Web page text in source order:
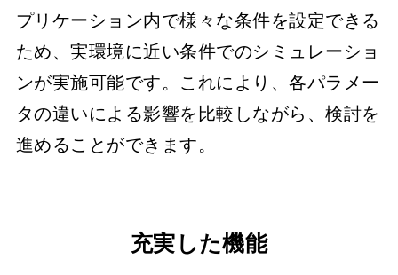
プリケーション内で様々な条件を設定できる
ため、実環境に近い条件でのシミュレーショ
ンが実施可能です。これにより、各パラメー
タの違いによる影響を比較しながら、検討を
進めることができます。
充実した機能